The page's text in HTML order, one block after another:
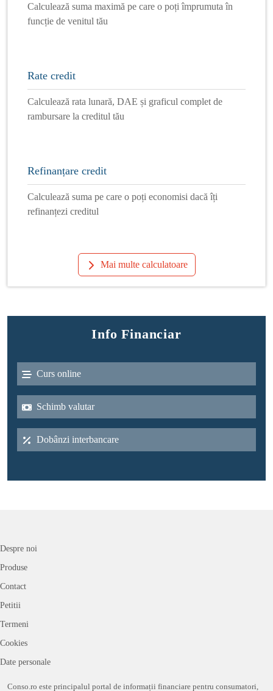
Calculează suma maximă pe care o poți împrumuta în
funcție de venitul tău
Rate credit
Calculează rata lunară, DAE și graficul complet de
rambursare la creditul tău
Refinanțare credit
Calculează suma pe care o poți economisi dacă îți
refinanțezi creditul
Mai multe calculatoare
Info Financiar
Curs online
Schimb valutar
Dobânzi interbancare
Despre noi
Produse
Contact
Petitii
Termeni
Cookies
Date personale
Conso.ro este principalul portal de informații financiare pentru consumatori,